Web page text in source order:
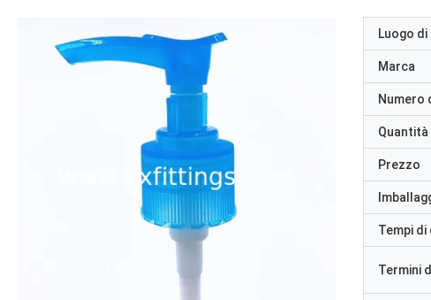
Luogo
Marca
Numero
Quantità
Prezzo
Tempi di
Termini